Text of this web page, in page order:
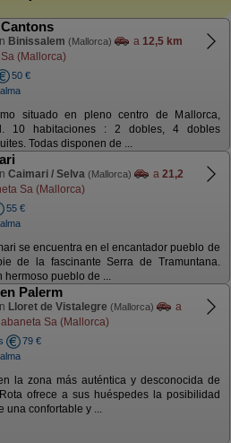
Binissalem (Mallorca) a 12,5 km
(Mallorca)
50 €
situado en pleno centro de Mallorca,
10 habitaciones : 2 dobles, 4 dobles
Todas disponen de ...
Caimari / Selva (Mallorca) a 21,2
Sa (Mallorca)
55 €
se encuentra en el encantador pueblo de
de la fascinante Serra de Tramuntana.
hermoso pueblo de ...
Palerm
Lloret de Vistalegre (Mallorca)
a
Sa (Mallorca)
79 €
la zona más auténtica y desconocida de
ofrece a sus huéspedes la posibilidad
una confortable y ...